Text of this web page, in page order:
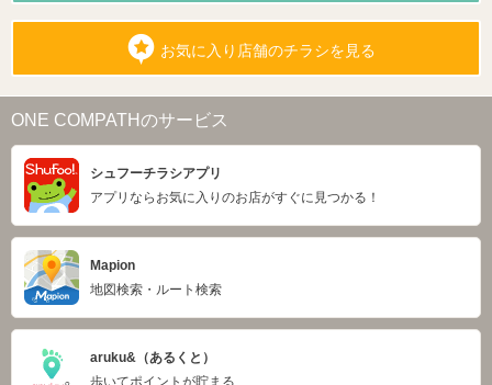
お気に入り店舗のチラシを見る
ONE COMPATHのサービス
シュフーチラシアプリ
アプリならお気に入りのお店がすぐに見つかる！
Mapion
地図検索・ルート検索
aruku&（あるくと）
歩いてポイントが貯まる